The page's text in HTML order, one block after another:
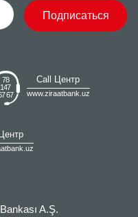
Подписаться
78
147
67
Call Центр
www.ziraatbank.uz
A.Ş.